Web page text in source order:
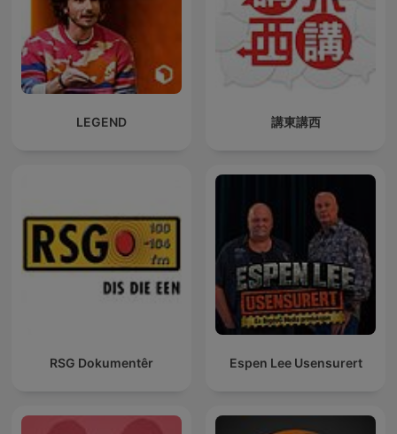
LEGEND 講東講西
RSG Dokumentêr Espen Lee Usensurert